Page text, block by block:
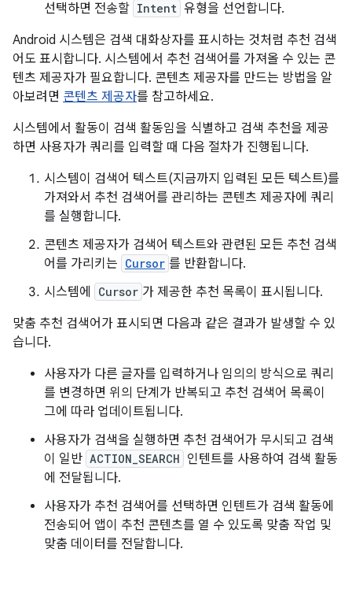
선택하면 전송할 Intent 유형을 선언합니다.
Android 시스템은 검색 대화상자를 표시하는 것처럼 추천 검색
어도 표시합니다. 시스템에서 추천 검색어를 가져올 수 있는 콘
텐츠 제공자가 필요합니다. 콘텐츠 제공자를 만드는 방법을 알
아보려면 콘텐츠 제공자를 참고하세요.
시스템에서 활동이 검색 활동임을 식별하고 검색 추천을 제공
하면 사용자가 쿼리를 입력할 때 다음 절차가 진행됩니다.
시스템이 검색어 텍스트(지금까지 입력된 모든 텍스트)를
가져와서 추천 검색어를 관리하는 콘텐츠 제공자에 쿼리
를 실행합니다.
콘텐츠 제공자가 검색어 텍스트와 관련된 모든 추천 검색
어를 가리키는 Cursor 를 반환합니다.
시스템에
Cursor 가 제공한 추천 목록이 표시됩니다.
맞춤 추천 검색어가 표시되면 다음과 같은 결과가 발생할 수 있
습니다.
사용자가 다른 글자를 입력하거나 임의의 방식으로 쿼리
를 변경하면 위의 단계가 반복되고 추천 검색어 목록이
그에 따라 업데이트됩니다.
사용자가 검색을 실행하면 추천 검색어가 무시되고 검색
이 일반 ACTION_SEARCH 인텐트를 사용하여 검색 활동
에 전달됩니다.
사용자가 추천 검색어를 선택하면 인텐트가 검색 활동에
전송되어 앱이 추천 콘텐츠를 열 수 있도록 맞춤 작업 및
맞춤 데이터를 전달합니다.